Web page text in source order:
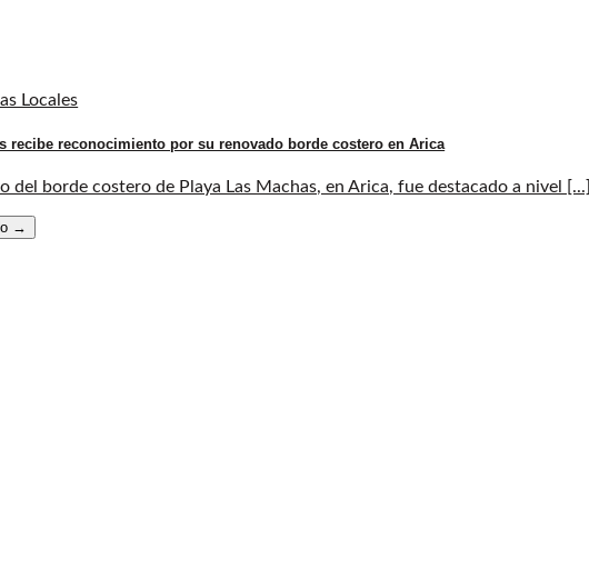
Locales
recibe reconocimiento por su renovado borde costero en Arica
del borde costero de Playa Las Machas, en Arica, fue destacado a nivel [...]
→